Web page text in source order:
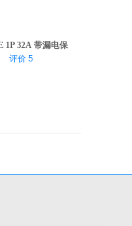
1P 32A 带漏电保
评价 5